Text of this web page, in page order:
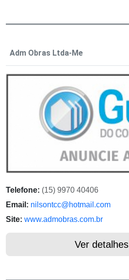
Adm Obras Ltda-Me
Telefone: (15) 9970 40406
Email: nilsontcc@hotmail.com
Site: www.admobras.com.br
Ver detalhes